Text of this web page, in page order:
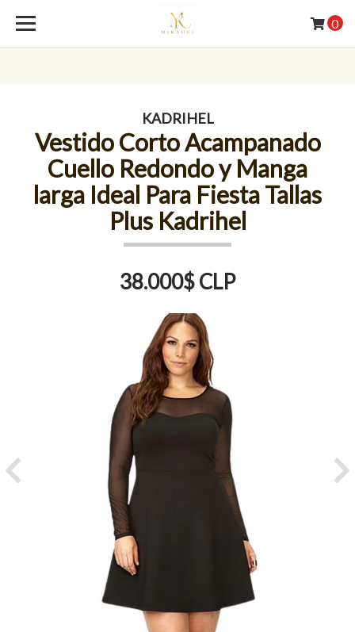
0
KADRIHEL
Vestido Corto Acampanado
Cuello Redondo y Manga
larga Ideal Para Fiesta Tallas
Plus Kadrihel
38.000$ CLP
Previous